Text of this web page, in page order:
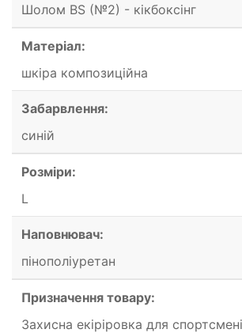
Шолом BS (№2) - кікбоксінг
Матеріал:
шкіра композиційна
Забарвлення:
синій
Розміри:
L
Наповнювач:
пінополіуретан
Призначення товару:
Захисна екіріровка для